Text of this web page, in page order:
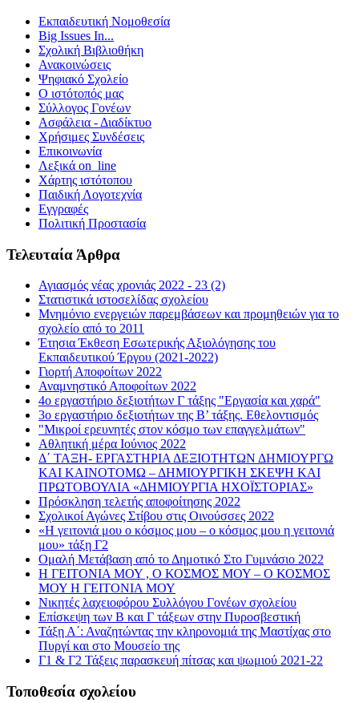
Εκπαιδευτική Νομοθεσία
Big Issues In...
Σχολική Βιβλιοθήκη
Ανακοινώσεις
Ψηφιακό Σχολείο
Ο ιστότοπός μας
Σύλλογος Γονέων
Ασφάλεια - Διαδίκτυο
Χρήσιμες Συνδέσεις
Επικοινωνία
Λεξικά on_line
Χάρτης ιστότοπου
Παιδική Λογοτεχνία
Εγγραφές
Πολιτική Προστασία
Τελευταία Άρθρα
Αγιασμός νέας χρονιάς 2022 - 23 (2)
Στατιστικά ιστοσελίδας σχολείου
Μνημόνιο ενεργειών παρεμβάσεων και προμηθειών για το
σχολείο από το 2011
Έτησια Έκθεση Εσωτερικής Αξιολόγησης του
Εκπαιδευτικού Έργου (2021-2022)
Γιορτή Αποφοίτων 2022
Αναμνηστικό Αποφοίτων 2022
4ο εργαστήριο δεξιοτήτων Γ τάξης "Εργασία και χαρά"
3ο εργαστήριο δεξιοτήτων της Β’ τάξης. Εθελοντισμός
"Μικροί ερευνητές στον κόσμο των επαγγελμάτων"
Αθλητική μέρα Ιούνιος 2022
Δ΄ ΤΑΞΗ- ΕΡΓΑΣΤΗΡΙΑ ΔΕΞΙΟΤΗΤΩΝ ΔΗΜΙΟΥΡΓΩ
ΚΑΙ ΚΑΙΝΟΤΟΜΩ – ΔΗΜΙΟΥΡΓΙΚΗ ΣΚΕΨΗ ΚΑΙ
ΠΡΩΤΟΒΟΥΛΙΑ «ΔΗΜΙΟΥΡΓΙΑ ΗΧΟΪΣΤΟΡΙΑΣ»
Πρόσκληση τελετής αποφοίτησης 2022
Σχολικοί Αγώνες Στίβου στις Οινούσσες 2022
«Η γειτονιά μου ο κόσμος μου – ο κόσμος μου η γειτονιά
μου» τάξη Γ2
Ομαλή Μετάβαση από το Δημοτικό Στο Γυμνάσιο 2022
Η ΓΕΙΤΟΝΙΑ ΜΟΥ , Ο ΚΟΣΜΟΣ ΜΟΥ – Ο ΚΟΣΜΟΣ
ΜΟΥ Η ΓΕΙΤΟΝΙΑ ΜΟΥ
Νικητές λαχειοφόρου Συλλόγου Γονέων σχολείου
Επίσκεψη των Β και Γ τάξεων στην Πυροσβεστική
Τάξη Α΄: Αναζητώντας την κληρονομιά της Μαστίχας στο
Πυργί και στο Μουσείο της
Γ1 & Γ2 Τάξεις παρασκευή πίτσας και ψωμιού 2021-22
Τοποθεσία σχολείου